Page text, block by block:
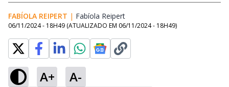
FABÍOLA REIPERT | Fabíola Reipert
06/11/2024 - 18H49 (ATUALIZADO EM 06/11/2024 - 18H49)
A+ A-